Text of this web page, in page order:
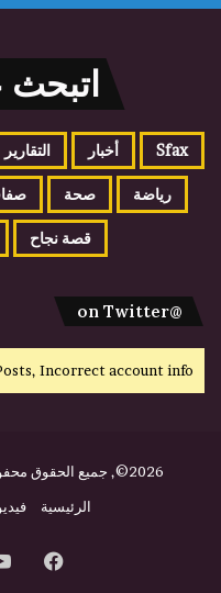
اتبحث
Sfax أخبار التقارير
رياضة صحة
قصة نجاح
@on Twitter
Incorrect account info.
2026©, جميع الحقوق محفوظة |
الرئيسية